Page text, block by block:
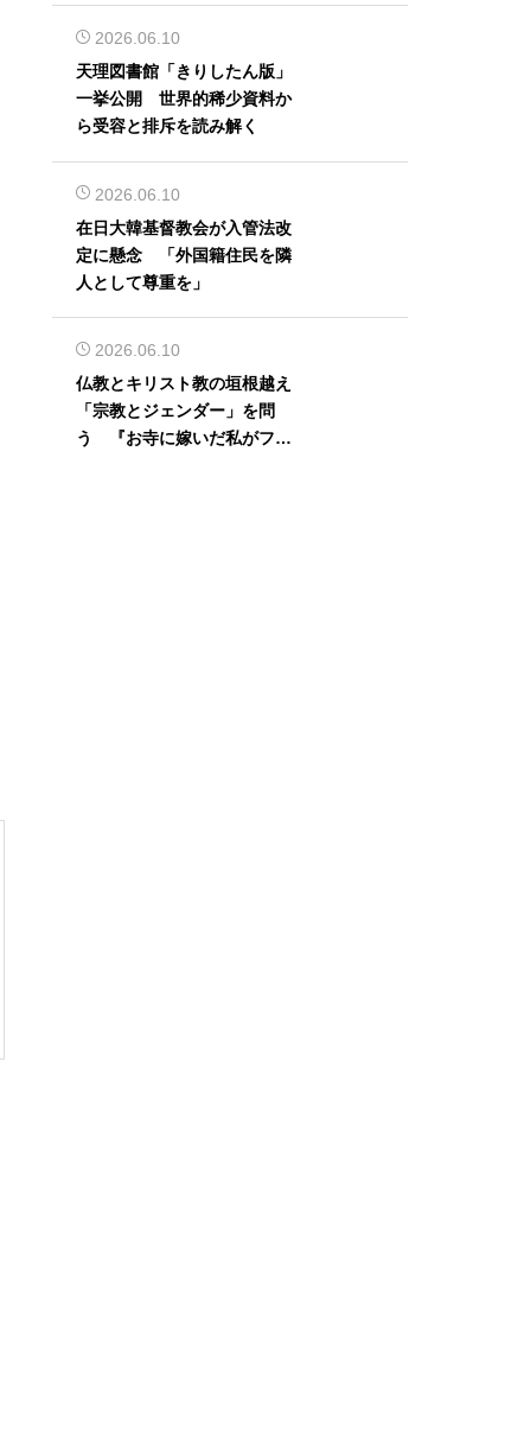
2026.06.10
天理図書館「きりしたん版」
一挙公開 世界的稀少資料か
ら受容と排斥を読み解く
2026.06.10
在日大韓基督教会が入管法改
定に懸念 「外国籍住民を隣
人として尊重を」
2026.06.10
仏教とキリスト教の垣根越え
「宗教とジェンダー」を問
う 『お寺に嫁いだ私がフェ